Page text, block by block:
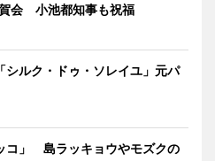
会 小池都知事も祝福
ルク・ドゥ・ソレイユ」元パ
コ」 島ラッキョウやモズクの